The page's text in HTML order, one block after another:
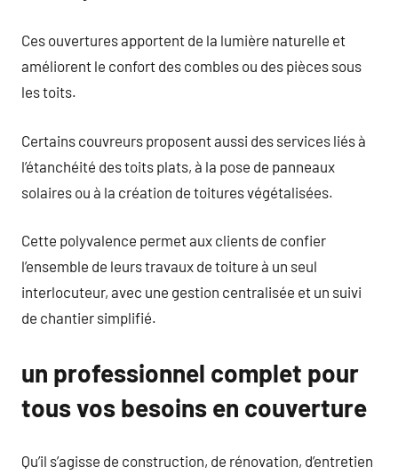
Ces ouvertures apportent de la lumière naturelle et
améliorent le confort des combles ou des pièces sous
les toits.
Certains couvreurs proposent aussi des services liés à
l’étanchéité des toits plats, à la pose de panneaux
solaires ou à la création de toitures végétalisées.
Cette polyvalence permet aux clients de confier
l’ensemble de leurs travaux de toiture à un seul
interlocuteur, avec une gestion centralisée et un suivi
de chantier simplifié.
un professionnel complet pour
tous vos besoins en couverture
Qu’il s’agisse de construction, de rénovation, d’entretien